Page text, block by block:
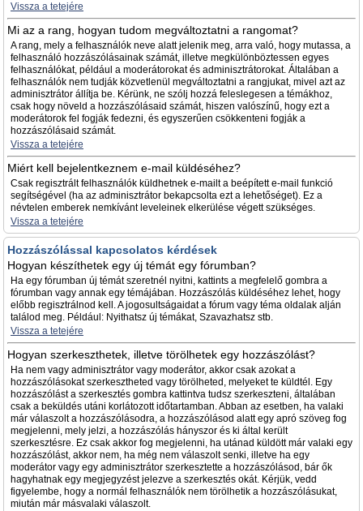
Vissza a tetejére
Mi az a rang, hogyan tudom megváltoztatni a rangomat?
A rang, mely a felhasználók neve alatt jelenik meg, arra való, hogy mutassa, a
felhasználó hozzászólásainak számát, illetve megkülönböztessen egyes
felhasználókat, például a moderátorokat és adminisztrátorokat. Általában a
felhasználók nem tudják közvetlenül megváltoztatni a rangjukat, mivel azt az
adminisztrátor állítja be. Kérünk, ne szólj hozzá feleslegesen a témákhoz,
csak hogy növeld a hozzászólásaid számát, hiszen valószínű, hogy ezt a
moderátorok fel fogják fedezni, és egyszerűen csökkenteni fogják a
hozzászólásaid számát.
Vissza a tetejére
Miért kell bejelentkeznem e-mail küldéséhez?
Csak regisztrált felhasználók küldhetnek e-mailt a beépített e-mail funkció
segítségével (ha az adminisztrátor bekapcsolta ezt a lehetőséget). Ez a
névtelen emberek nemkívánt leveleinek elkerülése végett szükséges.
Vissza a tetejére
Hozzászólással kapcsolatos kérdések
Hogyan készíthetek egy új témát egy fórumban?
Ha egy fórumban új témát szeretnél nyitni, kattints a megfelelő gombra a
fórumban vagy annak egy témájában. Hozzászólás küldéséhez lehet, hogy
előbb regisztrálnod kell. A jogosultságaidat a fórum vagy téma oldalak alján
találod meg. Például: Nyithatsz új témákat, Szavazhatsz stb.
Vissza a tetejére
Hogyan szerkeszthetek, illetve törölhetek egy hozzászólást?
Ha nem vagy adminisztrátor vagy moderátor, akkor csak azokat a
hozzászólásokat szerkesztheted vagy törölheted, melyeket te küldtél. Egy
hozzászólást a szerkesztés gombra kattintva tudsz szerkeszteni, általában
csak a beküldés utáni korlátozott időtartamban. Abban az esetben, ha valaki
már válaszolt a hozzászólásodra, a hozzászólásod alatt egy apró szöveg fog
megjelenni, mely jelzi, a hozzászólás hányszor és ki által került
szerkesztésre. Ez csak akkor fog megjelenni, ha utánad küldött már valaki egy
hozzászólást, akkor nem, ha még nem válaszolt senki, illetve ha egy
moderátor vagy egy adminisztrátor szerkesztette a hozzászólásod, bár ők
hagyhatnak egy megjegyzést jelezve a szerkesztés okát. Kérjük, vedd
figyelembe, hogy a normál felhasználók nem törölhetik a hozzászólásukat,
miután már másvalaki válaszolt.